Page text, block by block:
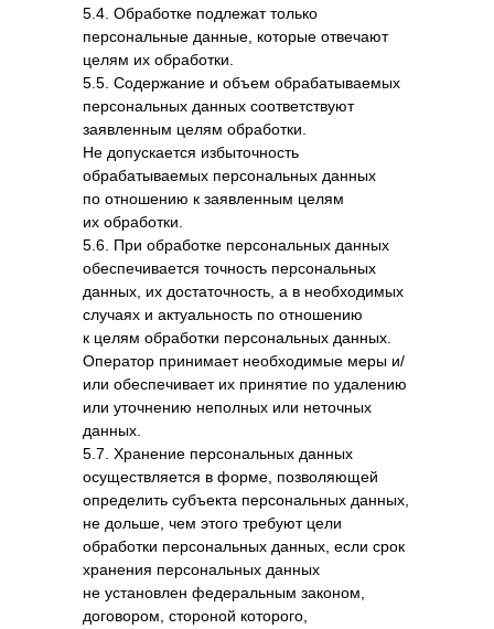
5.4. Обработке подлежат только
персональные данные, которые отвечают
целям их обработки.
5.5. Содержание и объем обрабатываемых
персональных данных соответствуют
заявленным целям обработки.
Не допускается избыточность
обрабатываемых персональных данных
по отношению к заявленным целям
их обработки.
5.6. При обработке персональных данных
обеспечивается точность персональных
данных, их достаточность, а в необходимых
случаях и актуальность по отношению
к целям обработки персональных данных.
Оператор принимает необходимые меры и/
или обеспечивает их принятие по удалению
или уточнению неполных или неточных
данных.
5.7. Хранение персональных данных
осуществляется в форме, позволяющей
определить субъекта персональных данных,
не дольше, чем этого требуют цели
обработки персональных данных, если срок
хранения персональных данных
не установлен федеральным законом,
договором, стороной которого,